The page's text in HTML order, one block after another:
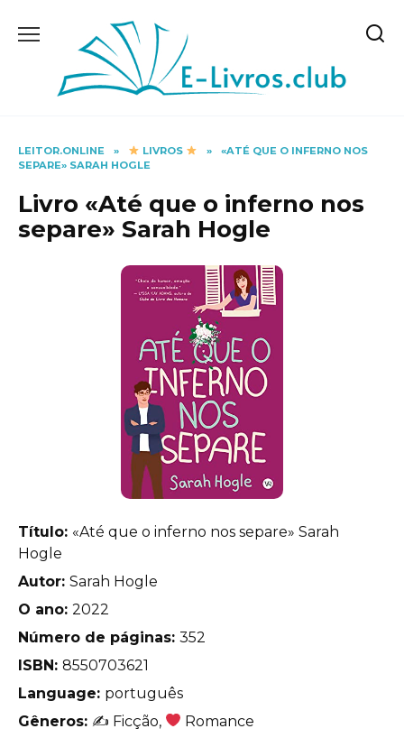
LEITOR.ONLINE » LIVROS »
«ATÉ QUE O INFERNO NOS
SEPARE» SARAH HOGLE
Livro «Até que o inferno nos
separe» Sarah Hogle
Título: «Até que o inferno nos separe» Sarah
Hogle
Autor: Sarah Hogle
O ano: 2022
Número de páginas: 352
ISBN: 8550703621
Language: português
Gêneros: ✍ Ficção, Romance